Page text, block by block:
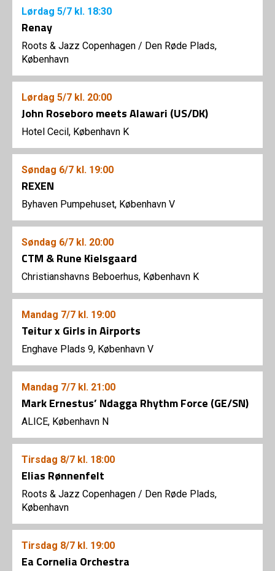
Lørdag 5/7 kl. 18:30
Renay
Roots & Jazz Copenhagen / Den Røde Plads,
København
Lørdag 5/7 kl. 20:00
John Roseboro meets Alawari (US/DK)
Hotel Cecil, København K
Søndag 6/7 kl. 19:00
REXEN
Byhaven Pumpehuset, København V
Søndag 6/7 kl. 20:00
CTM & Rune Kielsgaard
Christianshavns Beboerhus, København K
Mandag 7/7 kl. 19:00
Teitur x Girls in Airports
Enghave Plads 9, København V
Mandag 7/7 kl. 21:00
Mark Ernestus’ Ndagga Rhythm Force (GE/SN)
ALICE, København N
Tirsdag 8/7 kl. 18:00
Elias Rønnenfelt
Roots & Jazz Copenhagen / Den Røde Plads,
København
Tirsdag 8/7 kl. 19:00
Ea Cornelia Orchestra